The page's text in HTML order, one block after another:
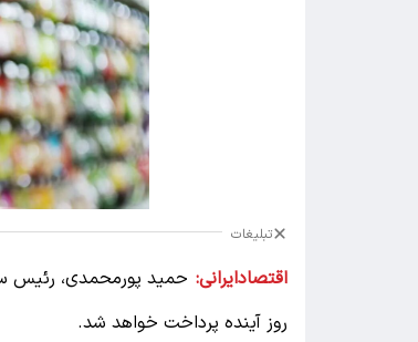
تبلیغات
اقتصادایرانی:
روز آینده پرداخت خواهد شد.